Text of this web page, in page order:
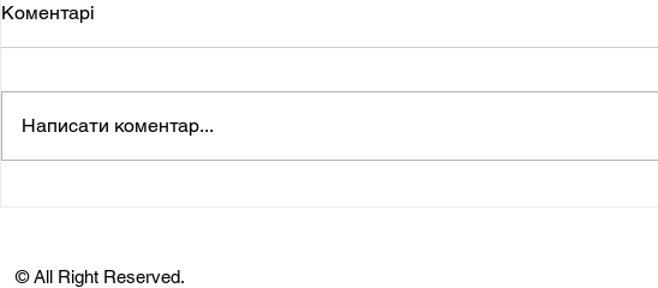
Коментарі
Написати коментар...
© All Right Reserved.